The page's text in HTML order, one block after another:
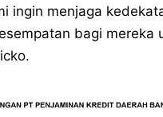
ingin menjaga
bagi